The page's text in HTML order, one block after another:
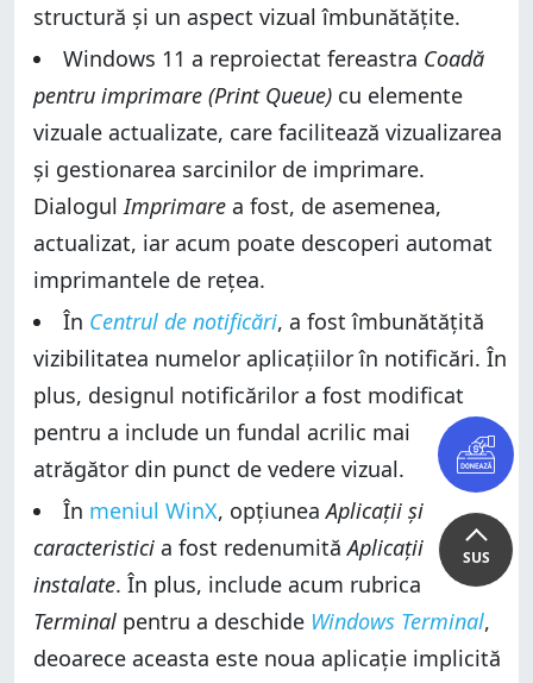
SUS
structură și un aspect vizual îmbunătățite.
Windows 11 a reproiectat fereastra Coadă
pentru imprimare (Print Queue) cu elemente
vizuale actualizate, care facilitează vizualizarea
și gestionarea sarcinilor de imprimare.
DialogulImprimare a fost, de asemenea,
actualizat, iar acum poate descoperi automat
imprimantele de rețea.
În Centrul de notificări, a fost îmbunătățită
vizibilitatea numelor aplicațiilor în notificări. În
plus, designul notificărilor a fost modificat
pentru a include un fundal acrilic mai
atrăgător din punct de vedere vizual.
În meniul WinX, opțiuneaAplicații și
caracteristici a fost redenumităAplicații
instalate. În plus, include acum rubrica
Terminal pentru a deschide Windows Terminal,
deoarece aceasta este noua aplicație implicită